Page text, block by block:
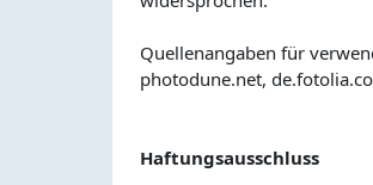
Quellenangaben für
photodune.net,
Haftungsausschluss